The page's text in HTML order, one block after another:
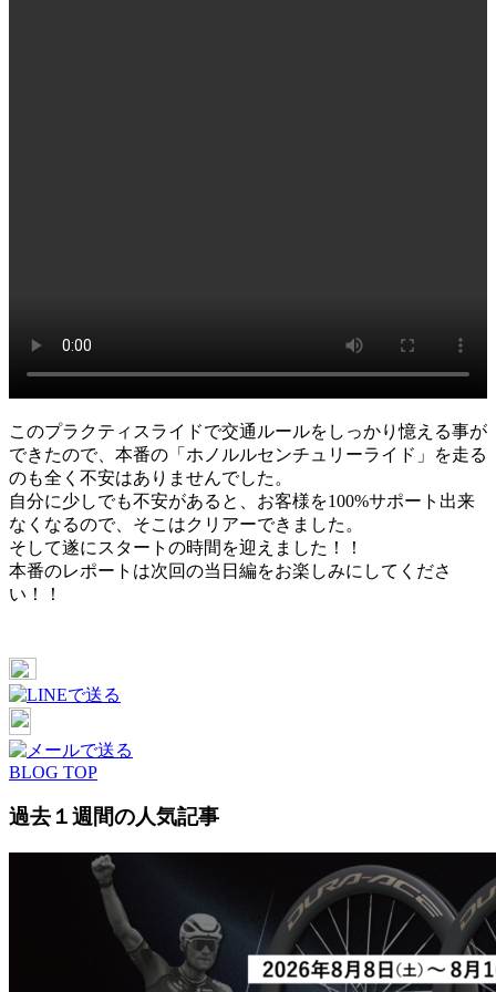
このプラクティスライドで交通ルールをしっかり憶える事が
できたので、本番の「ホノルルセンチュリーライド」を走る
のも全く不安はありませんでした。
自分に少しでも不安があると、お客様を100%サポート出来
なくなるので、そこはクリアーできました。
そして遂にスタートの時間を迎えました！！
本番のレポートは次回の当日編をお楽しみにしてくださ
い！！
BLOG TOP
過去１週間の人気記事